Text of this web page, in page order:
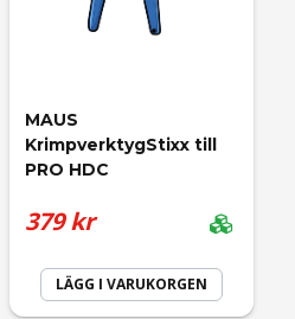
MAUS
KrimpverktygStixx till
PRO HDC
379 kr
LÄGG I VARUKORGEN